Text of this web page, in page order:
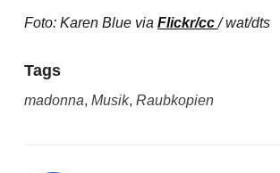
Foto: Karen Blue via Flickr/cc/ wat/dts
Tags
madonna, Musik, Raubkopien